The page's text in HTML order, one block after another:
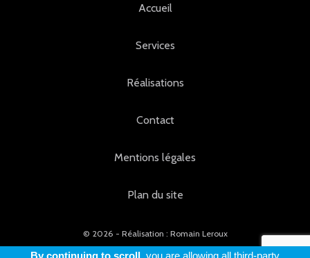
Accueil
Services
Réalisations
Contact
Mentions légales
Plan du site
© 2026 - Réalisation : Romain Leroux
By continuing to scroll, you are allowing all third-party